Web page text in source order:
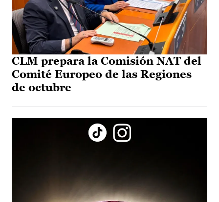
CLM prepara la Comisión NAT del
Comité Europeo de las Regiones
de octubre